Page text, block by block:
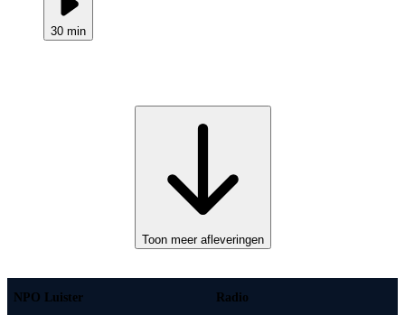
30 min
Toon meer afleveringen
NPO Luister Radio